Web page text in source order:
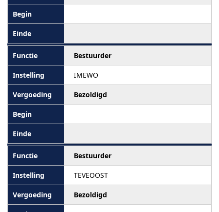
Bestuurder
IMEWO
Bezoldigd
Bestuurder
TEVEOOST
Bezoldigd